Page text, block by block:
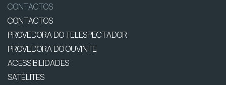
CONTACTOS
CONTACTOS
PROVEDORA DO TELESPECTADOR
PROVEDORA DO OUVINTE
ACESSIBILIDADES
SATÉLITES